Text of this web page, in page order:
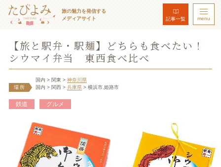
旅の魅力を発信する
メディアサイト
記事一覧 menu
【旅と駅弁・駅麺】どちらも食べたい！
シウマイ弁当 東西食べ比べ
場所
国内 > 関東 > 神奈川県
国内 > 関西 > 兵庫県 > 横浜市,姫路市
鉄道 グルメ